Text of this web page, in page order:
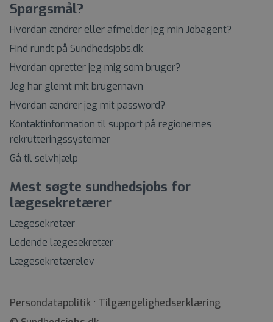
Spørgsmål?
Hvordan ændrer eller afmelder jeg min Jobagent?
Find rundt på Sundhedsjobs.dk
Hvordan opretter jeg mig som bruger?
Jeg har glemt mit brugernavn
Hvordan ændrer jeg mit password?
Kontaktinformation til support på regionernes
rekrutteringssystemer
Gå til selvhjælp
Mest søgte sundhedsjobs for
lægesekretærer
Lægesekretær
Ledende lægesekretær
Lægesekretærelev
• Tilgængelighedserklæring